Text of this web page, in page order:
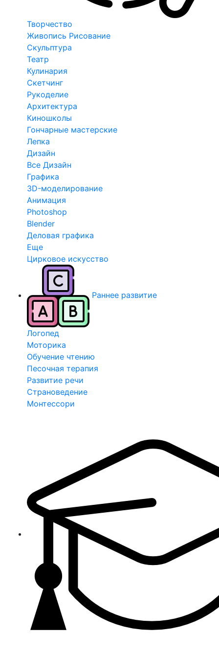
Творчество
Живопись Рисование
Скульптура
Театр
Кулинария
Скетчинг
Рукоделие
Архитектура
Киношколы
Гончарные мастерские
Лепка
Дизайн
Все Дизайн
Графика
3D-моделирование
Анимация
Photoshop
Blender
Деловая графика
Еще
Цирковое искусство
Раннее развитие
Логопед
Моторика
Обучение чтению
Песочная терапия
Развитие речи
Страноведение
Монтессори